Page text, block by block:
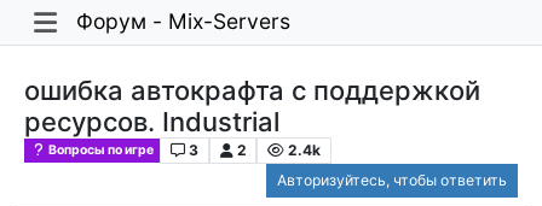
Форум - Mix-Servers
ошибка автокрафта с поддержкой
ресурсов. Industrial
Вопросы по игре 3 2
2.4k
Авторизуйтесь, чтобы ответить